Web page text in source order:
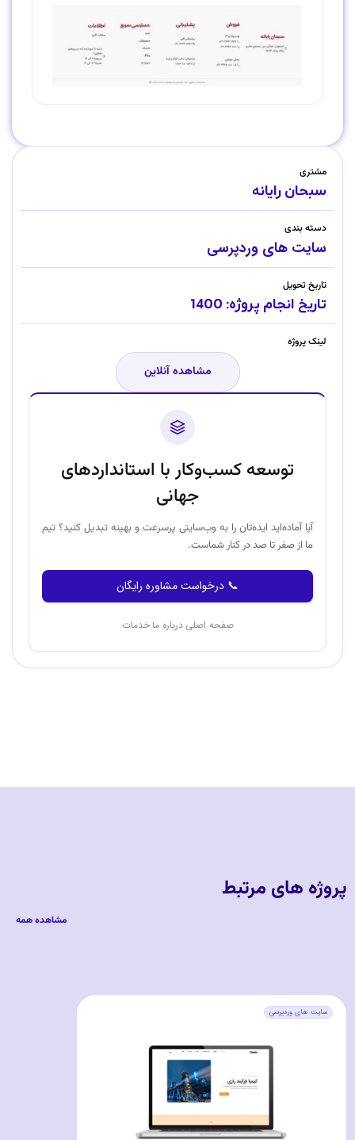
مشتری
سبحان رایانه
دسته بندی
سایت های وردپرسی
تاریخ تحویل
تاریخ انجام پروژه: 1400
لینک پروژه
مشاهده آنلاین
توسعه کسب‌وکار با استانداردهای
جهانی
آیا آماده‌اید ایده‌تان را به وب‌سایتی پرسرعت و بهینه تبدیل کنید؟ تیم
ما از صفر تا صد در کنار شماست.
📞 درخواست مشاوره رایگان
صفحه اصلی·درباره ما·خدمات
پروژه های مرتبط
مشاهده همه
سایت های وردپرسی